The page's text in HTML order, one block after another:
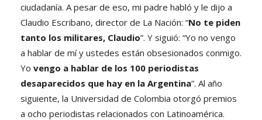
ciudadanía. A pesar de eso, mi padre habló y le dijo a
Claudio Escribano, director de La Nación: “No te piden
tanto los militares, Claudio”. Y siguió: “Yo no vengo
a hablar de mí y ustedes están obsesionados conmigo.
Yo vengo a hablar de los 100 periodistas
desaparecidos que hay en la Argentina”. Al año
siguiente, la Universidad de Colombia otorgó premios
a ocho periodistas relacionados con Latinoamérica.